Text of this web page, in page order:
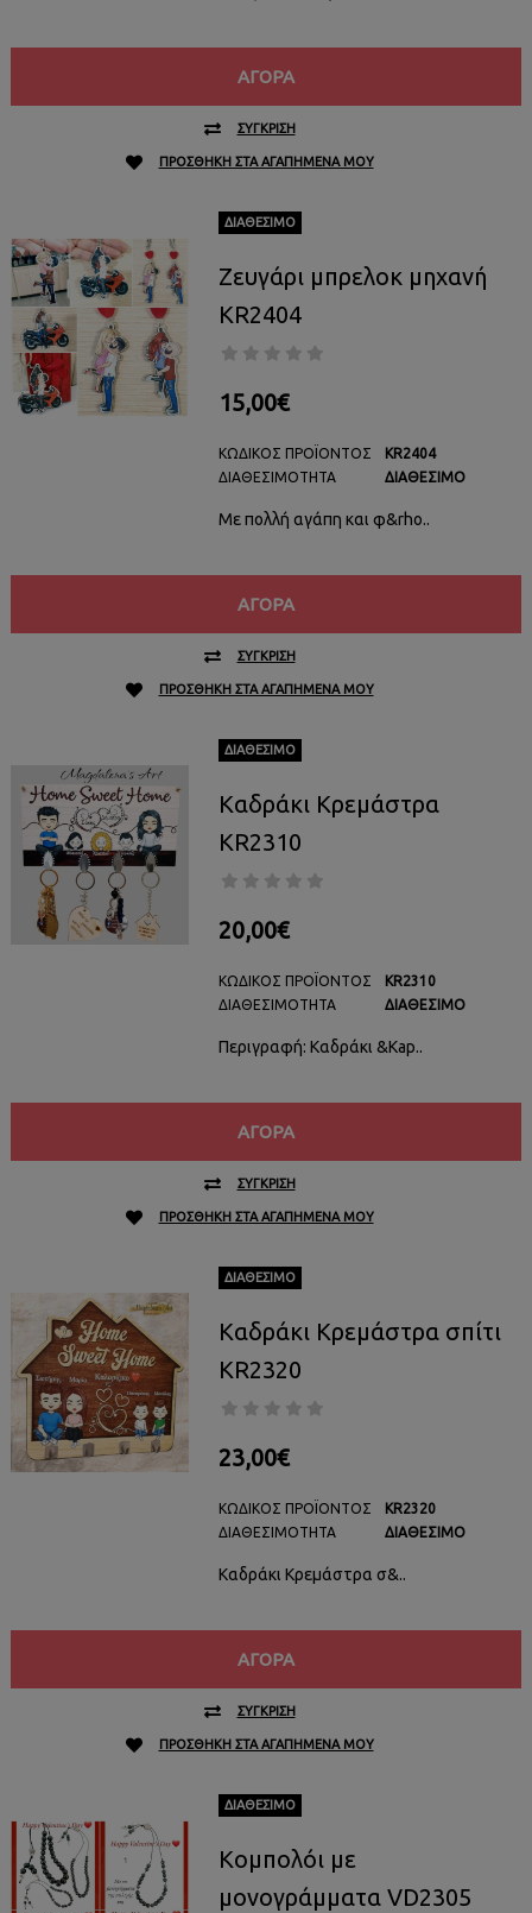
ΑΓΟΡΆ
ΣΎΓΚΡΙΣΗ
ΠΡΟΣΘΉΚΗ ΣΤΑ ΑΓΑΠΗΜΈΝΑ ΜΟΥ
ΔΙΑΘΈΣΙΜΟ
Ζευγάρι μπρελοκ μηχανή
KR2404
15,00€
ΚΩΔΙΚΌΣ ΠΡΟΪΌΝΤΟΣ
ΔΙΑΘΕΣΙΜΌΤΗΤΑ
KR2404
ΔΙΑΘΈΣΙΜΟ
Με πολλή αγάπη και φ&rho..
ΑΓΟΡΆ
ΣΎΓΚΡΙΣΗ
ΠΡΟΣΘΉΚΗ ΣΤΑ ΑΓΑΠΗΜΈΝΑ ΜΟΥ
ΔΙΑΘΈΣΙΜΟ
Καδράκι Κρεμάστρα
KR2310
20,00€
ΚΩΔΙΚΌΣ ΠΡΟΪΌΝΤΟΣ
ΔΙΑΘΕΣΙΜΌΤΗΤΑ
KR2310
ΔΙΑΘΈΣΙΜΟ
Περιγραφή: Καδράκι &Kap..
ΑΓΟΡΆ
ΣΎΓΚΡΙΣΗ
ΠΡΟΣΘΉΚΗ ΣΤΑ ΑΓΑΠΗΜΈΝΑ ΜΟΥ
ΔΙΑΘΈΣΙΜΟ
Καδράκι Κρεμάστρα σπίτι
KR2320
23,00€
ΚΩΔΙΚΌΣ ΠΡΟΪΌΝΤΟΣ
ΔΙΑΘΕΣΙΜΌΤΗΤΑ
KR2320
ΔΙΑΘΈΣΙΜΟ
Καδράκι Κρεμάστρα σ&..
ΑΓΟΡΆ
ΣΎΓΚΡΙΣΗ
ΠΡΟΣΘΉΚΗ ΣΤΑ ΑΓΑΠΗΜΈΝΑ ΜΟΥ
ΔΙΑΘΈΣΙΜΟ
Κομπολόι με
μονογράμματα VD2305